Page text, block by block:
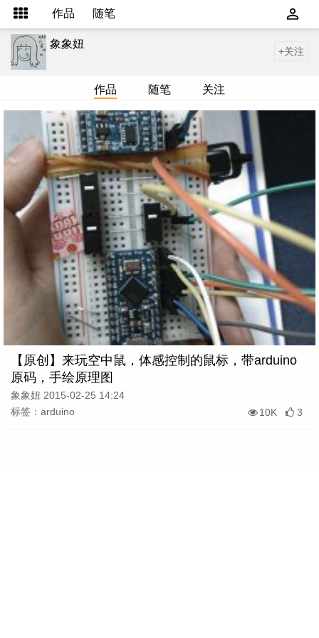
作品 随笔
象象妞
+关注
作品 随笔 关注
【原创】来玩空中鼠，体感控制的鼠标，带arduino
原码，手绘原理图
象象妞 2015-02-25 14:24
标签：arduino
10K 3